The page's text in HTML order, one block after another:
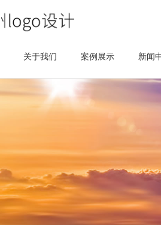
关于我们 案例展示 新闻